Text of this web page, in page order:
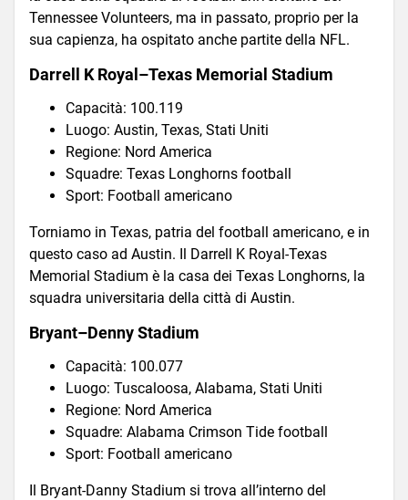
Tennessee Volunteers, ma in passato, proprio per la
sua capienza, ha ospitato anche partite della NFL.
Darrell K Royal–Texas Memorial Stadium
Capacità: 100.119
Luogo: Austin, Texas, Stati Uniti
Regione: Nord America
Squadre: Texas Longhorns football
Sport: Football americano
Torniamo in Texas, patria del football americano, e in
questo caso ad Austin. Il Darrell K Royal-Texas
Memorial Stadium è la casa dei Texas Longhorns, la
squadra universitaria della città di Austin.
Bryant–Denny Stadium
Capacità: 100.077
Luogo: Tuscaloosa, Alabama, Stati Uniti
Regione: Nord America
Squadre: Alabama Crimson Tide football
Sport: Football americano
Il Bryant-Danny Stadium si trova all’interno del